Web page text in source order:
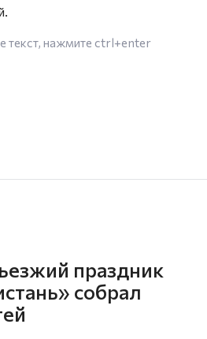
текст, нажмите ctrl+enter
праздник
собрал